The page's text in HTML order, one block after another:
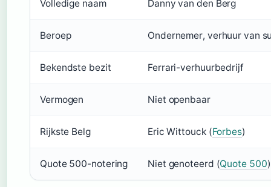
Volledige naam Danny van den Berg
Beroep Ondernemer, verhuur van
Bekendste bezit Ferrari-verhuurbedrijf
Vermogen Niet openbaar
Rijkste Belg Eric Wittouck (Forbes)
Quote 500-notering Niet genoteerd (Quote 500)